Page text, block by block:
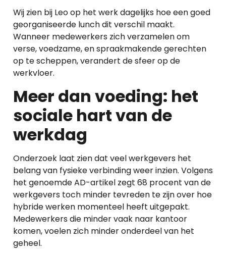
Wij zien bij Leo op het werk dagelijks hoe een goed
georganiseerde lunch dit verschil maakt.
Wanneer medewerkers zich verzamelen om
verse, voedzame, en spraakmakende gerechten
op te scheppen, verandert de sfeer op de
werkvloer.
Meer dan voeding: het
sociale hart van de
werkdag
Onderzoek laat zien dat veel werkgevers het
belang van fysieke verbinding weer inzien. Volgens
het genoemde AD-artikel zegt 68 procent van de
werkgevers toch minder tevreden te zijn over hoe
hybride werken momenteel heeft uitgepakt.
Medewerkers die minder vaak naar kantoor
komen, voelen zich minder onderdeel van het
geheel.